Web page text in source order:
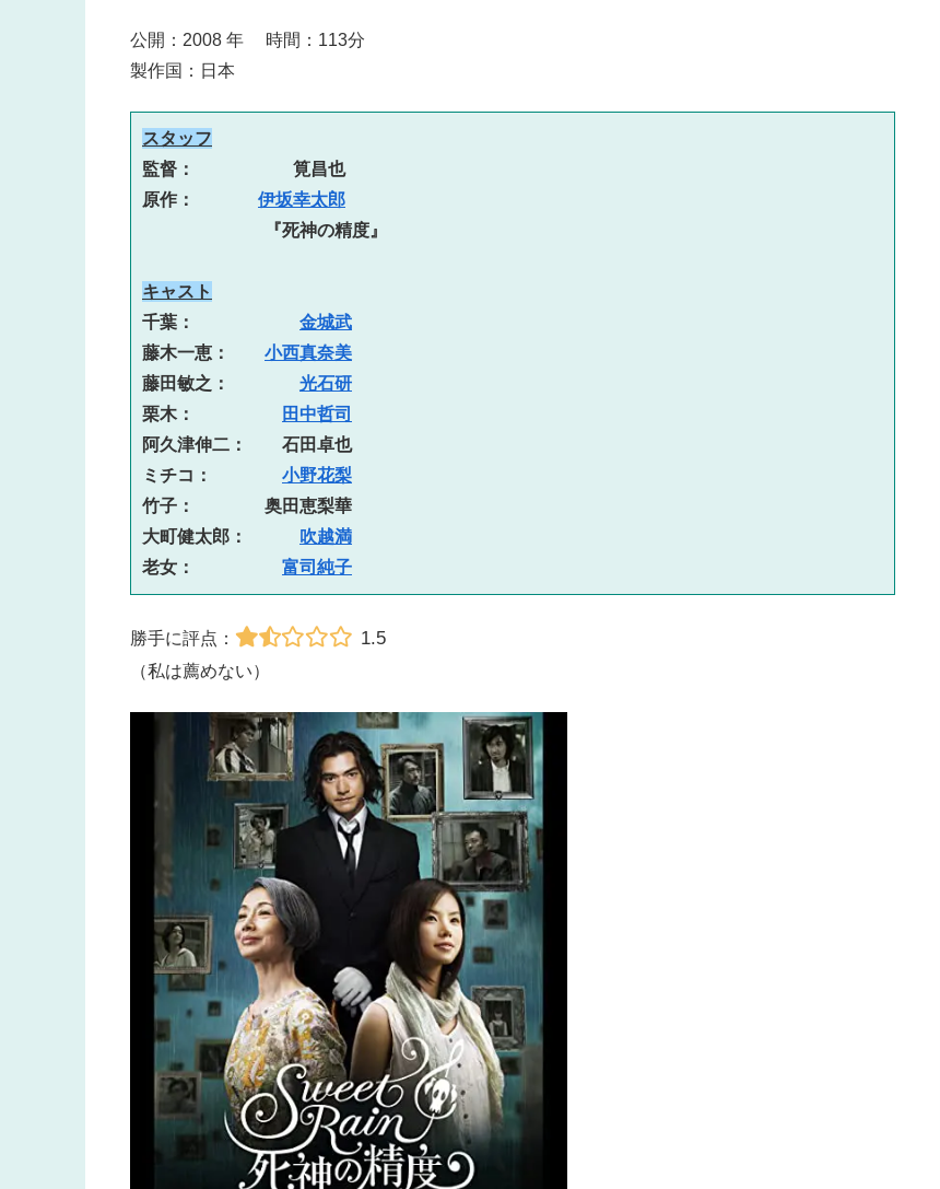
公開：2008 年 時間：113分
製作国：日本
スタッフ
監督： 　　　　　筧昌也
原作： 伊坂幸太郎
『死神の精度』
キャスト
千葉： 金城武
藤木一恵： 小西真奈美
藤田敏之： 光石研
栗木：
田中哲司
阿久津伸二：　　石田卓也
ミチコ： 小野花梨
竹子：　　　　奥田恵梨華
大町健太郎： 吹越満
老女： 富司純子
勝手に評点： 1.5
（私は薦めない）